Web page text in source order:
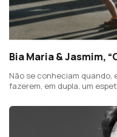
Bia Maria & Jasmim,
Não se conheciam quando,
fazerem, em dupla, um
E nasceu este tema.